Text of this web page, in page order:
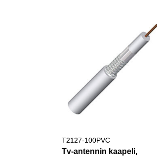
T2127-100PVC
Tv-antennin kaapeli,